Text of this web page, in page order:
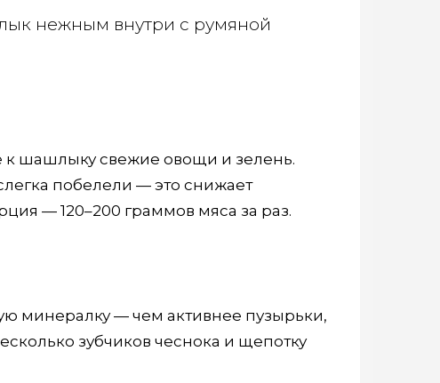
нежным внутри с румяной
к шашлыку свежие овощи и зелень.
побелели — это снижает
— 120–200 граммов мяса за раз.
минералку — чем активнее пузырьки,
зубчиков чеснока и щепотку